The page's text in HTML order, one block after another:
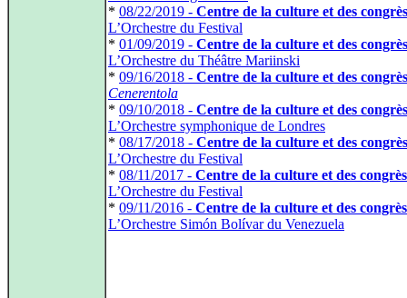
* 08/22/2019 - Centre de la culture et des congrès
L’Orchestre du Festival
* 01/09/2019 - Centre de la culture et des congrès
L’Orchestre du Théâtre Mariinski
* 09/16/2018 - Centre de la culture et des congrès
Cenerentola
* 09/10/2018 - Centre de la culture et des congrès
L’Orchestre symphonique de Londres
* 08/17/2018 - Centre de la culture et des congrès
L’Orchestre du Festival
* 08/11/2017 - Centre de la culture et des congrès
L’Orchestre du Festival
* 09/11/2016 - Centre de la culture et des congrès
L’Orchestre Simón Bolívar du Venezuela